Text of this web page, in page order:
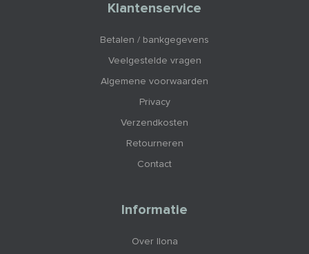
Klantenservice
Betalen / bankgegevens
Veelgestelde vragen
Algemene voorwaarden
Privacy
Verzendkosten
Retourneren
Contact
Informatie
Over Ilona